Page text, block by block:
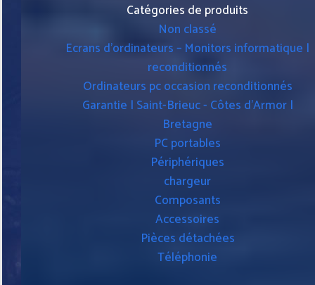
Catégories de produits
Non classé
Ecrans d'ordinateurs – Monitors informatique |
reconditionnés
Ordinateurs pc occasion reconditionnés
Garantie | Saint-Brieuc - Côtes d'Armor |
Bretagne
PC portables
Périphériques
chargeur
Composants
Accessoires
Pièces détachées
Téléphonie